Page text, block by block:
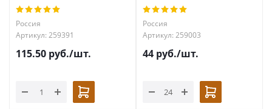
Россия
Артикул: 259391
115.50 руб./шт.
Россия
Артикул: 259003
44 руб./шт.